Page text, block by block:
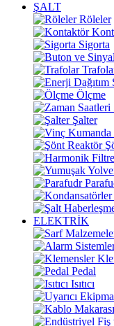
ŞALT
Röleler
Sigorta
Ölçme
Şalter
ELEKTRİK
Pedal
Isıtıcı